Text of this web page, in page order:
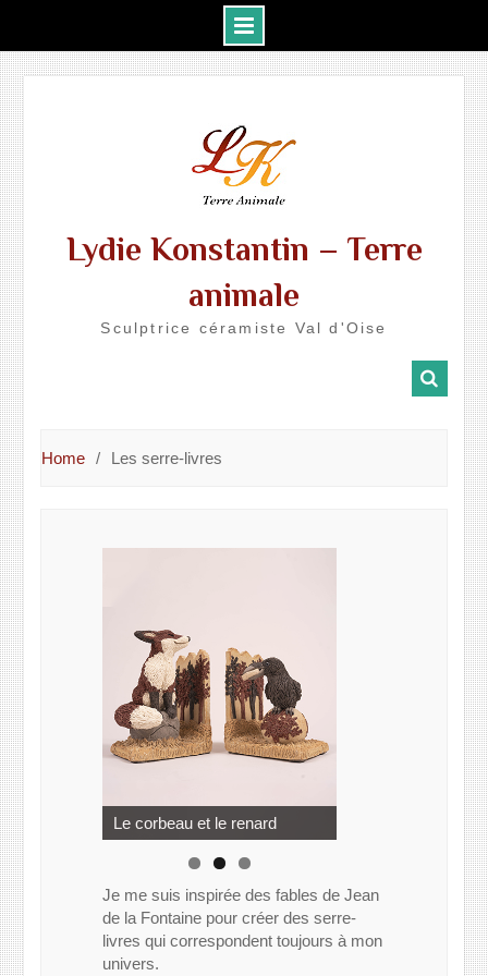
Lydie Konstantin – Terre
animale
Sculptrice céramiste Val d'Oise
Home Les serre-livres
champs
Le corbeau et le renard
Je me suis inspirée des fables de Jean
de la Fontaine pour créer des serre-
livres qui correspondent toujours à mon
univers.